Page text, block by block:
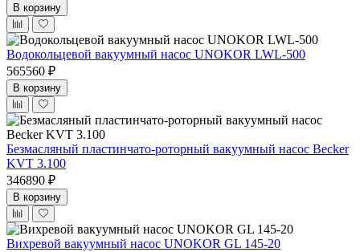
В корзину
Водокольцевой вакуумный насос UNOKOR LWL-500
565560 ₽
В корзину
Безмасляный пластинчато-роторный вакуумный насос Becker
KVT 3.100
346890 ₽
В корзину
Вихревой вакуумный насос UNOKOR GL 145-20